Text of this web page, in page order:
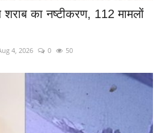
का नष्टीकरण, 112 मामलों
4, 2026 0 50